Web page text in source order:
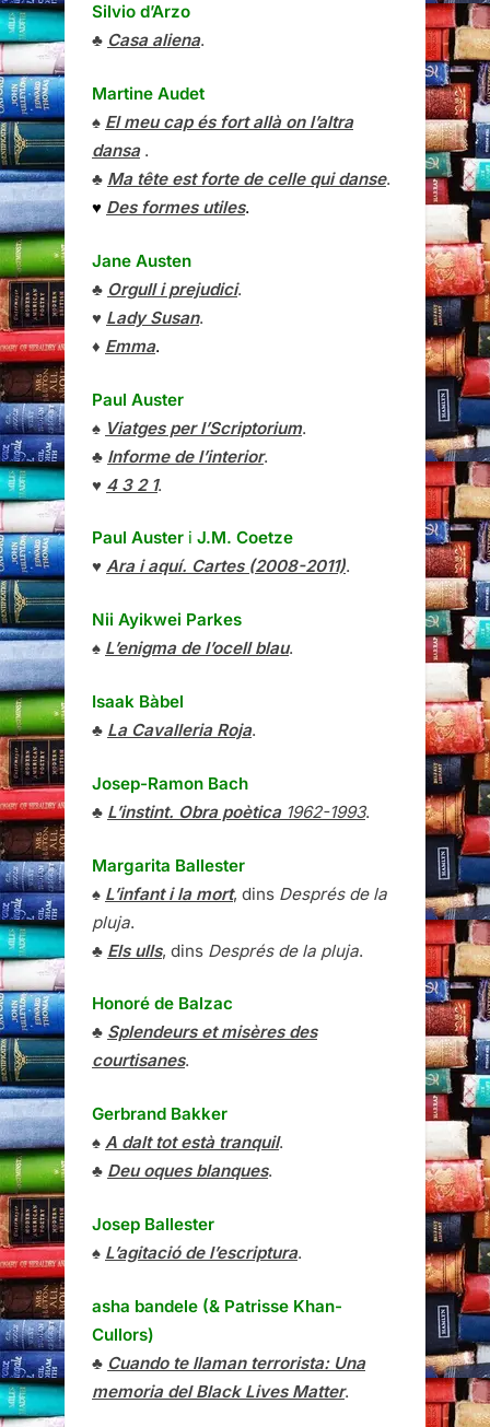
Silvio d’Arzo
♣ Casa aliena.
Martine Audet
♠ El meu cap és fort allà on l’altra
dansa.
♣ Ma tête est forte de celle qui danse.
♥ Des formes utiles.
Jane Austen
♣ Orgull i prejudici.
♥ Lady Susan.
♦ Emma.
Paul Auster
♠ Viatges per l’Scriptorium.
♣ Informe de l’interior.
♥ 4 3 2 1.
Paul Auster i J.M. Coetze
♥ Ara i aquí. Cartes (2008-2011).
Nii Ayikwei Parkes
♠ L’enigma de l’ocell blau.
Isaak Bàbel
♣ La Cavalleria Roja.
Josep-Ramon Bach
♣ L’instint. Obra poètica1962-1993.
Margarita Ballester
♠ L’infant i la mort, dins Després de la
pluja.
♣ Els ulls, dins Després de la pluja.
Honoré de Balzac
♣ Splendeurs et misères des
courtisanes.
Gerbrand Bakker
♠ A dalt tot està tranquil.
♣ Deu oques blanques.
Josep Ballester
♠ L’agitació de l’escriptura.
asha bandele (& Patrisse Khan-
Cullors)
♣ Cuando te llaman terrorista: Una
memoria del Black Lives Matter.